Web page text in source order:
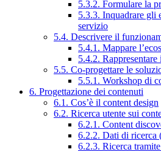
5.3.2. Formulare la
5.3.3. Inquadrare gli
servizio
5.4. Descrivere il
5.4.1. Mappare
5.4.2.
5.5. Co-progettare le
5.5.1. Workshop di
6. Progettazione dei contenuti
6.1. Cos’è il content design
6.2. Ricerca utente sui
6.2.1. Content
6.2.2. Dati di ricerca
6.2.3. Ricerca